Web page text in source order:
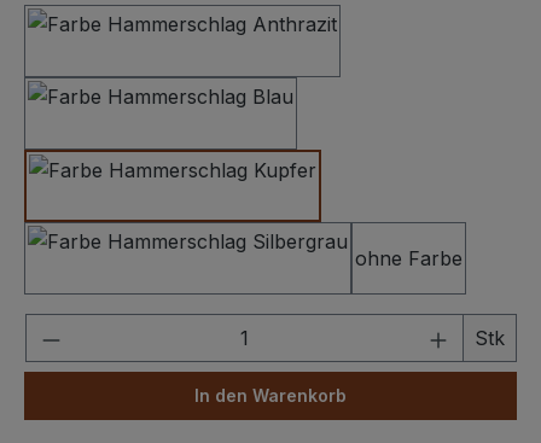
Hammerschlag Silbergrau
ohne Farbe
Produkt Anzahl: Gib den Stk
In den Warenkorb